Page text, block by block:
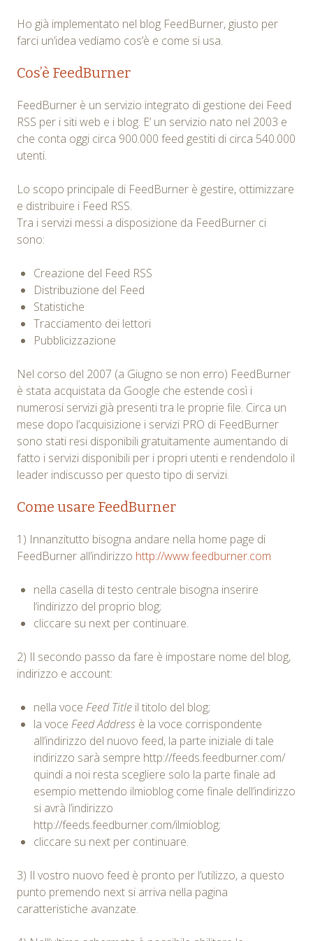
Ho già implementato nel blog FeedBurner, giusto per
farci un’idea vediamo cos’è e come si usa.
Cos’è FeedBurner
FeedBurner è un servizio integrato di gestione dei Feed
RSS per i siti web e i blog. E’ un servizio nato nel 2003 e
che conta oggi circa 900.000 feed gestiti di circa 540.000
utenti.
Lo scopo principale di FeedBurner è gestire, ottimizzare
e distribuire i Feed RSS.
Tra i servizi messi a disposizione da FeedBurner ci
sono:
Creazione del Feed RSS
Distribuzione del Feed
Statistiche
Tracciamento dei lettori
Pubblicizzazione
Nel corso del 2007 (a Giugno se non erro) FeedBurner
è stata acquistata da Google che estende così i
numerosi servizi già presenti tra le proprie file. Circa un
mese dopo l’acquisizione i servizi PRO di FeedBurner
sono stati resi disponibili gratuitamente aumentando di
fatto i servizi disponibili per i propri utenti e rendendolo il
leader indiscusso per questo tipo di servizi.
Come usare FeedBurner
1) Innanzitutto bisogna andare nella home page di
FeedBurner all’indirizzo http://www.feedburner.com
nella casella di testo centrale bisogna inserire
l’indirizzo del proprio blog;
cliccare su next per continuare.
2) Il secondo passo da fare è impostare nome del blog,
indirizzo e account:
nella voce Feed Title il titolo del blog;
la voce Feed Address è la voce corrispondente
all’indirizzo del nuovo feed, la parte iniziale di tale
indirizzo sarà sempre http://feeds.feedburner.com/
quindi a noi resta scegliere solo la parte finale ad
esempio mettendo ilmioblog come finale dell’indirizzo
si avrà l’indirizzo
http://feeds.feedburner.com/ilmioblog;
cliccare su next per continuare.
3) Il vostro nuovo feed è pronto per l’utilizzo, a questo
punto premendo next si arriva nella pagina
caratteristiche avanzate.